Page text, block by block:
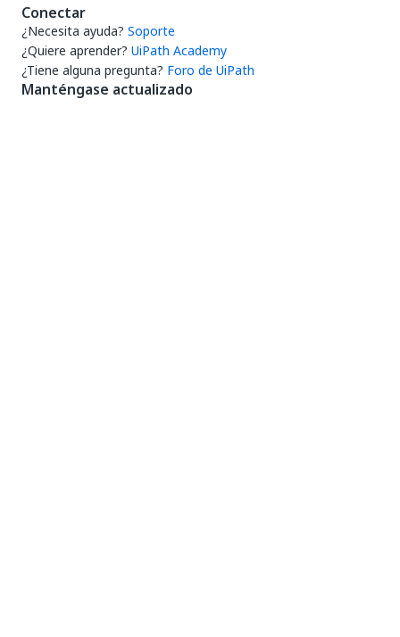
Conectar
¿Necesita ayuda? Soporte
¿Quiere aprender? UiPath Academy
¿Tiene alguna pregunta? Foro de UiPath
Manténgase actualizado